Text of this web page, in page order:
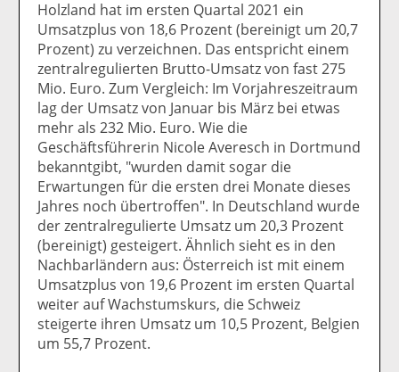
uf
F
ac
e
b
o
k
te
il
e
n
wi
tt
er
n
Li
n
k
e
di
te
e
n
E
m
ai
l
v
se
d
e
n
ck
e
n
Holzland hat im ersten Quartal 2021 ein
Umsatzplus von 18,6 Prozent (bereinigt um 20,7
Prozent) zu verzeichnen. Das entspricht einem
zentralregulierten Brutto-Umsatz von fast 275
Mio. Euro. Zum Vergleich: Im Vorjahreszeitraum
lag der Umsatz von Januar bis März bei etwas
mehr als 232 Mio. Euro. Wie die
Geschäftsführerin Nicole Averesch in Dortmund
bekanntgibt, "wurden damit sogar die
Erwartungen für die ersten drei Monate dieses
Jahres noch übertroffen". In Deutschland wurde
der zentralregulierte Umsatz um 20,3 Prozent
(bereinigt) gesteigert. Ähnlich sieht es in den
Nachbarländern aus: Österreich ist mit einem
Umsatzplus von 19,6 Prozent im ersten Quartal
weiter auf Wachstumskurs, die Schweiz
steigerte ihren Umsatz um 10,5 Prozent, Belgien
um 55,7 Prozent.